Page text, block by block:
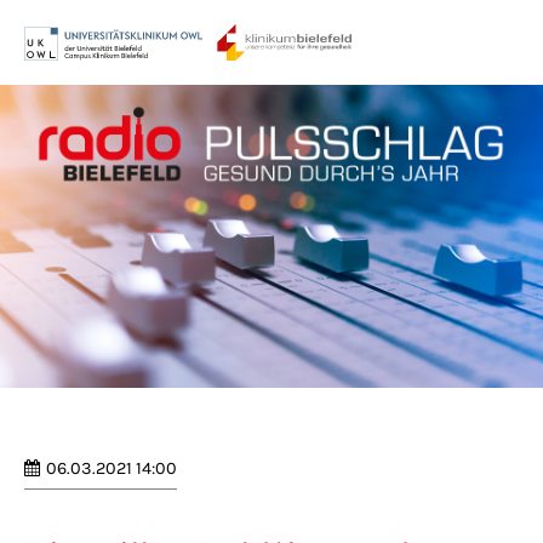
Login
Benutzername
Passwort
Anmelden
06.03.2021 14:00